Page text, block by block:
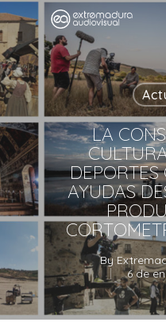
LA
AYUDAS
By
6 de